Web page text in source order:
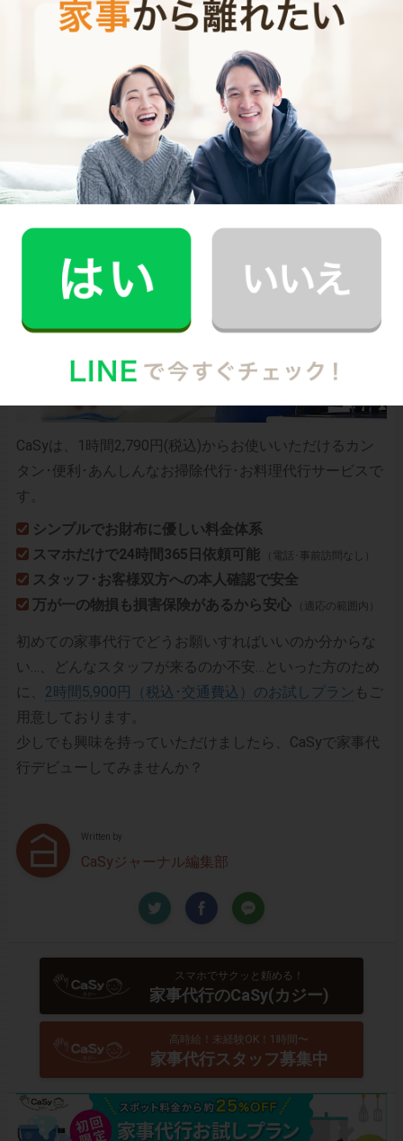
言葉です。
皮肉に言う「ありがとう」ではなくて、心からの「あり
がとう」を言葉に出して伝えましょう。
お財布と心が笑顔になるクラウド家事代行
CaSy（カジー）のご案内
CaSyは、1時間2,790円(税込)からお使いいただけるカン
タン･便利･あんしんなお掃除代行･お料理代行サービスで
す。
シンプルでお財布に優しい料金体系
スマホだけで24時間365日依頼可能
（電話･事前訪問なし）
スタッフ･お客様双方への本人確認で安全
万が一の物損も損害保険があるから安心
（適応の範囲内）
初めての家事代行でどうお願いすればいいのか分からな
い…、どんなスタッフが来るのか不安…といった方のため
に、 2時間5,900円（税込･交通費込）のお試しプラン もご
用意しております。
少しでも興味を持っていただけましたら、CaSyで家事代
行デビューしてみませんか？
Written by
CaSyジャーナル編集部
スマホでサクッと頼める！
家事代行のCaSy(カジー)
高時給！未経験OK！1時間〜
家事代行スタッフ募集中